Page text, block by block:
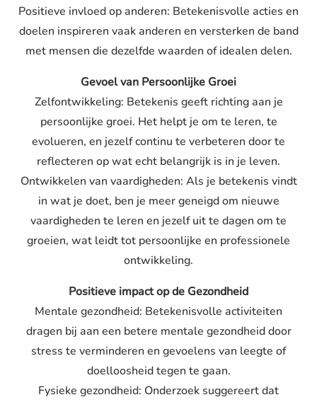
Positieve invloed op anderen: Betekenisvolle acties en
doelen inspireren vaak anderen en versterken de band
met mensen die dezelfde waarden of idealen delen.
Gevoel van Persoonlijke Groei
Zelfontwikkeling: Betekenis geeft richting aan je
persoonlijke groei. Het helpt je om te leren, te
evolueren, en jezelf continu te verbeteren door te
reflecteren op wat echt belangrijk is in je leven.
Ontwikkelen van vaardigheden: Als je betekenis vindt
in wat je doet, ben je meer geneigd om nieuwe
vaardigheden te leren en jezelf uit te dagen om te
groeien, wat leidt tot persoonlijke en professionele
ontwikkeling.
Positieve impact op de Gezondheid
Mentale gezondheid: Betekenisvolle activiteiten
dragen bij aan een betere mentale gezondheid door
stress te verminderen en gevoelens van leegte of
doelloosheid tegen te gaan.
Fysieke gezondheid: Onderzoek suggereert dat